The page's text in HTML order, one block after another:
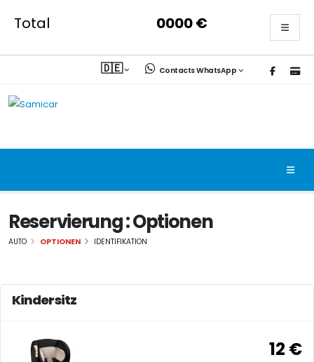
Total 0000€
🇩🇪 Contacts WhatsApp
Reservierung : Optionen
AUTO OPTIONEN IDENTIFIKATION
Kindersitz
12 €